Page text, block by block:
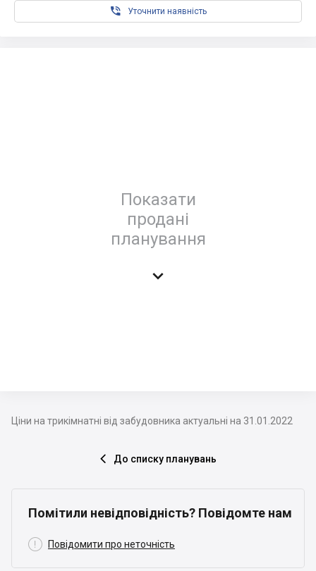
 Уточнити наявність
Показати
продані
планування

Ціни на трикімнатні від забудовника актуальні на 31.01.2022
 До списку планувань
Помітили невідповідність? Повідомте нам
 Повідомити про неточність